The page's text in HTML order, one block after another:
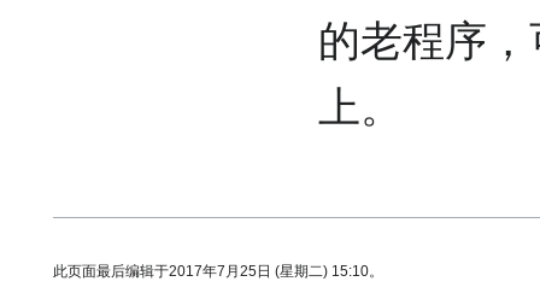
的老程序
上。
此页面最后编辑于2017年7月25日 (星期二) 15:10。